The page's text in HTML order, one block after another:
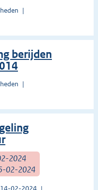
berijden
2024
02-2024